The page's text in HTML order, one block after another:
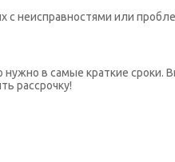
с неисправностями или
в самые краткие сроки.
рассрочку!